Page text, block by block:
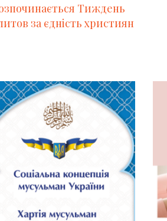
Тиждень
за єдність християн